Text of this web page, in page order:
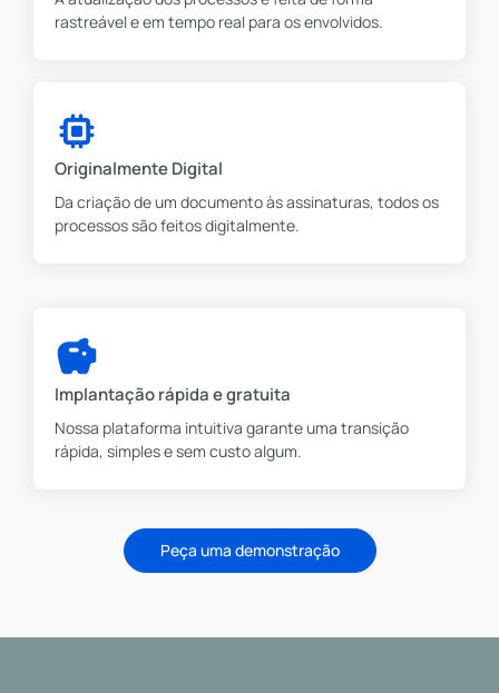
rastreável e em tempo real para os envolvidos.
Originalmente Digital
Da criação de um documento às assinaturas, todos os
processos são feitos digitalmente.
Implantação rápida e gratuita
Nossa plataforma intuitiva garante uma transição
rápida, simples e sem custo algum.
Peça uma demonstração